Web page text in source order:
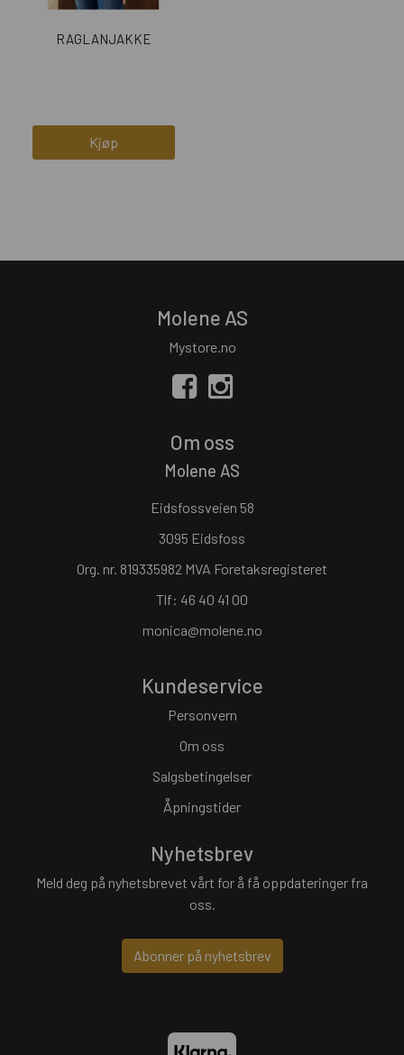
RAGLANJAKKE
Kjøp
Molene AS
Mystore.no
Om oss
Molene AS
Eidsfossveien 58
3095 Eidsfoss
Org. nr. 819335982 MVA Foretaksregisteret
Tlf: 46 40 41 00
monica@molene.no
Kundeservice
Personvern
Om oss
Salgsbetingelser
Åpningstider
Nyhetsbrev
Meld deg på nyhetsbrevet vårt for å få oppdateringer fra
oss.
Abonner på nyhetsbrev